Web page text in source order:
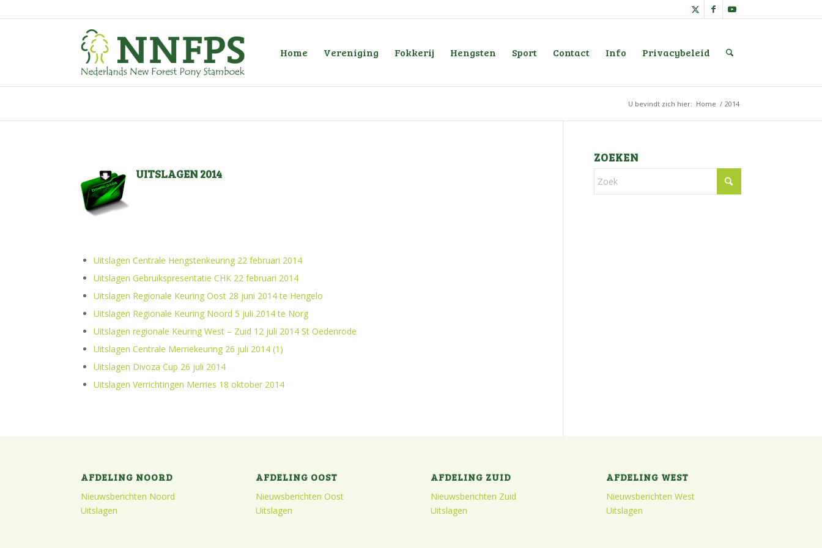
Home Vereniging Fokkerij Hengsten Sport Contact Info Privacybeleid
U bevindt zich hier: Home / 2014
UITSLAGEN 2014
Uitslagen Centrale Hengstenkeuring 22 februari 2014
Uitslagen Gebruikspresentatie CHK 22 februari 2014
Uitslagen Regionale Keuring Oost 28 juni 2014 te Hengelo
Uitslagen Regionale Keuring Noord 5 juli 2014 te Norg
Uitslagen regionale Keuring West – Zuid 12 juli 2014 St Oedenrode
Uitslagen Centrale Merriekeuring 26 juli 2014 (1)
Uitslagen Divoza Cup 26 juli 2014
Uitslagen Verrichtingen Merries 18 oktober 2014
ZOEKEN
AFDELING NOORD
Nieuwsberichten Noord
Uitslagen
AFDELING OOST
Nieuwsberichten Oost
Uitslagen
AFDELING ZUID
Nieuwsberichten Zuid
Uitslagen
AFDELING WEST
Nieuwsberichten West
Uitslagen